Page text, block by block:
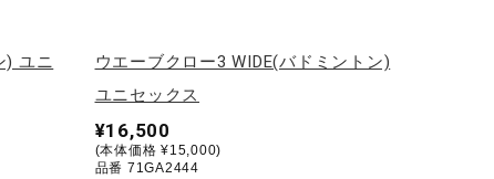
) ユニ
ウエーブクロー3 WIDE(バドミントン)
ユニセックス
¥16,500
(本体価格 ¥15,000)
品番 71GA2444